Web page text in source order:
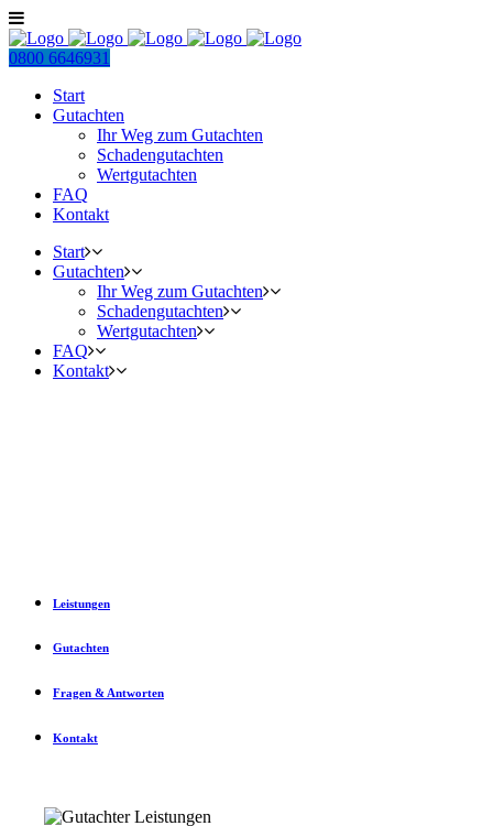
0800 6646931
Start
Gutachten
Ihr Weg zum Gutachten
Schadengutachten
Wertgutachten
FAQ
Kontakt
Start
Gutachten
Ihr Weg zum Gutachten
Schadengutachten
Wertgutachten
FAQ
Kontakt
Leistungen
Gutachten
Fragen & Antworten
Kontakt